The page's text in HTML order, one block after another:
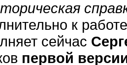
к
сейчас
первой